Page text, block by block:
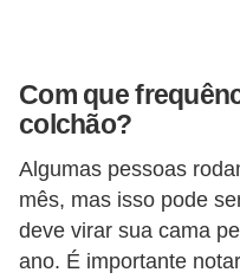
Com que
colchão?
Algumas pessoas
mês, mas isso pode
deve virar sua cama
ano. É importante